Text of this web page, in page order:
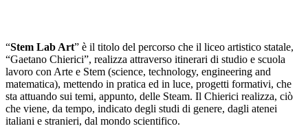
“Stem Lab Art” è il titolo del percorso che il liceo artistico statale,
“Gaetano Chierici”, realizza attraverso itinerari di studio e scuola
lavoro con Arte e Stem (science, technology, engineering and
matematica), mettendo in pratica ed in luce, progetti formativi, che
sta attuando sui temi, appunto, delle Steam. Il Chierici realizza, ciò
che viene, da tempo, indicato degli studi di genere, dagli atenei
italiani e stranieri, dal mondo scientifico.